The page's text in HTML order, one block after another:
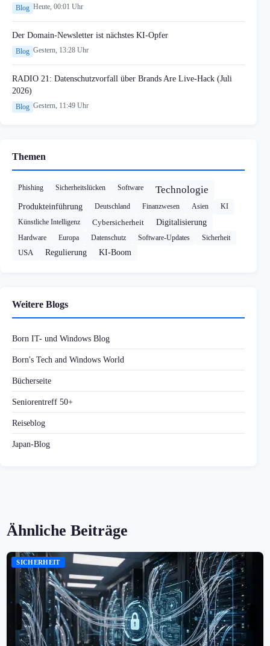
Blog Heute, 00:01 Uhr
Der Domain-Newsletter ist nächstes KI-Opfer
Blog Gestern, 13:28 Uhr
RADIO 21: Datenschutzvorfall über Brands Are Live-Hack (Juli
2026)
Blog Gestern, 11:49 Uhr
Themen
Phishing Sicherheitslücken Software Technologie
Produkteinführung Deutschland Finanzwesen Asien
KI
Künstliche Intelligenz
Cybersicherheit Digitalisierung
Hardware Europa Datenschutz Software-Updates Sicherheit
USA Regulierung KI-Boom
Weitere Blogs
Born IT- und Windows Blog
Born's Tech and Windows World
Bücherseite
Seniorentreff 50+
Reiseblog
Japan-Blog
Ähnliche Beiträge
SICHERHEIT